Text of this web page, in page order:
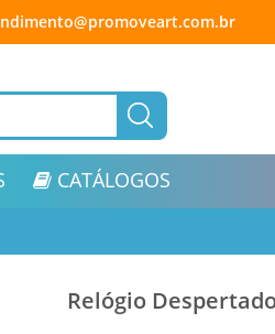
CATÁLOGOS
Relógio